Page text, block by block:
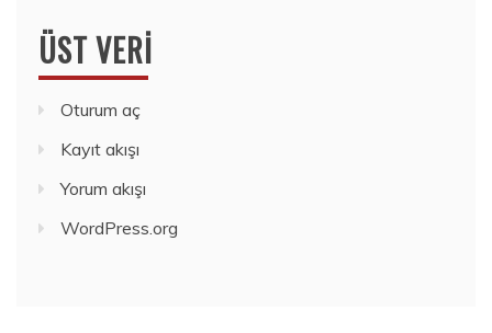
ÜST VERI
Oturum aç
Kayıt akışı
Yorum akışı
WordPress.org